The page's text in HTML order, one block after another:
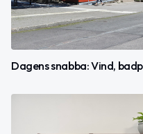
Dagens snabba: Vind,